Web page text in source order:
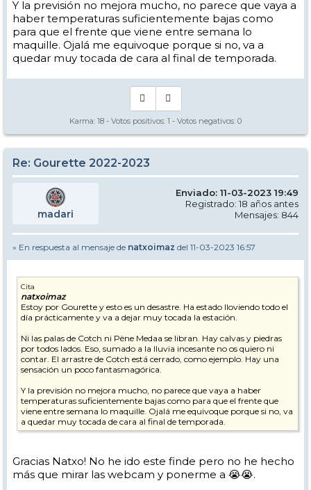
Y la previsión no mejora mucho, no parece que vaya a
haber temperaturas suficientemente bajas como
para que el frente que viene entre semana lo
maquille. Ojalá me equivoque porque si no, va a
quedar muy tocada de cara al final de temporada.
Karma: 18 - Votos positivos: 1 - Votos negativos: 0
Re: Gourette 2022-2023
madari
Enviado: 11-03-2023 19:49
Registrado: 18 años antes
Mensajes: 844
» En respuesta al mensaje de natxoimaz del 11-03-2023 16:57
Cita
natxoimaz
Estoy por Gourette y esto es un desastre. Ha estado lloviendo todo el
día prácticamente y va a dejar muy tocada la estación.
Ni las palas de Cotch ni Pène Medaa se libran. Hay calvas y piedras
por todos lados. Eso, sumado a la lluvia incesante no os quiero ni
contar. El arrastre de Cotch está cerrado, como ejemplo. Hay una
sensación un poco fantasmagórica.
Y la previsión no mejora mucho, no parece que vaya a haber
temperaturas suficientemente bajas como para que el frente que
viene entre semana lo maquille. Ojalá me equivoque porque si no, va
a quedar muy tocada de cara al final de temporada.
Gracias Natxo! No he ido este finde pero no he hecho
más que mirar las webcam y ponerme a 😭😭.